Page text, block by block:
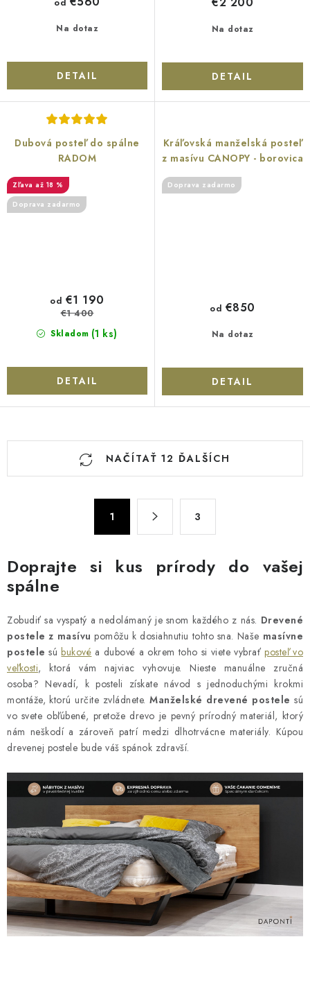
Na dotaz
DETAIL
Na dotaz
DETAIL
Dubová posteľ do spálne
RADOM
až 18 %
Doprava zadarmo
Skladom (1 ks)
od €1 190
€1 400
DETAIL
Kráľovská manželská posteľ
z masívu CANOPY - borovica
Doprava zadarmo
Na dotaz
od €850
DETAIL
O
c
i
e
p
r
v
k
y
v
ý
p
i
s
u
NAČÍTAŤ 12 ĎALŠÍCH
á
n
k
v
a
n
i
e
1 3
Doprajte si kus prírody do vašej
spálne
Zobudiť sa vyspatý a nedolámaný je snom každého z nás. Drevené
postele z masívu pomôžu k dosiahnutiu tohto sna. Naše masívne
postele súbukové a dubové a okrem toho si viete vybraťposteľ vo
veľkosti, ktorá vám najviac vyhovuje. Nieste manuálne zručná
osoba? Nevadí, k posteli získate návod s jednoduchými krokmi
montáže, ktorú určite zvládnete.Manželské drevené postelesú
vo svete obľúbené, pretože drevo je pevný prírodný materiál, ktorý
nám neškodí a zároveň patrí medzi dlhotrvácne materiály. Kúpou
drevenej postele bude váš spánok zdravší.